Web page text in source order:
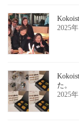
2025
た。
2025